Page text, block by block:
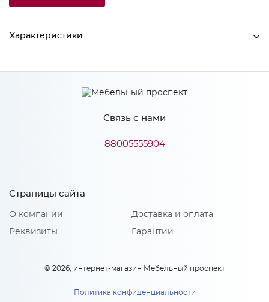
Характеристики
Ширина 597
355
16
Сурская мебель
Материал
Количество упаковок: 1
Связь с нами
88005555904
Страницы сайта
О компании
Реквизиты
Доставка и оплата
Гарантии
© 2026, интернет-магазин Мебельный проспект
Политика конфиденциальности